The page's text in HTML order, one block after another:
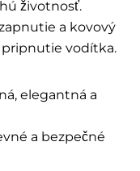
životnosť.
a kovový
pripnutie vodítka.
elegantná a
a bezpečné